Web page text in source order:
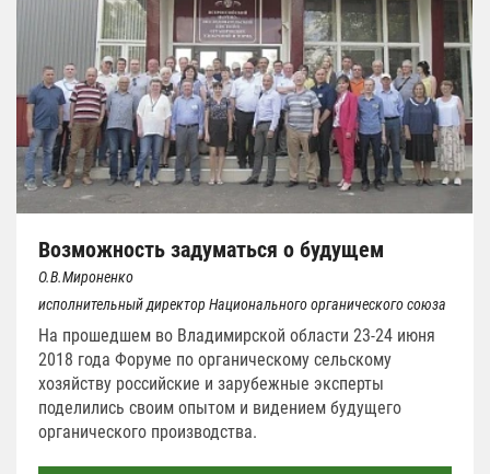
Возможность задуматься о будущем
О.В.Мироненко
исполнительный директор Национального органического союза
На прошедшем во Владимирской области 23-24 июня
2018 года Форуме по органическому сельскому
хозяйству российские и зарубежные эксперты
поделились своим опытом и видением будущего
органического производства.